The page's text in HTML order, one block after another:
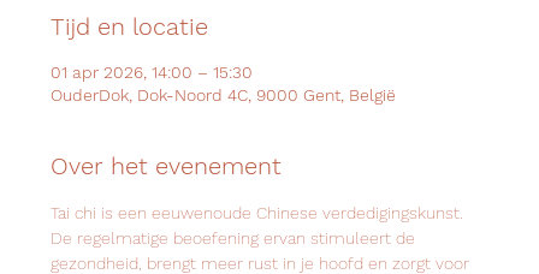
Tijd en locatie
01 apr 2026, 14:00 – 15:30
OuderDok, Dok-Noord 4C, 9000 Gent, België
Over het evenement
Tai chi is een eeuwenoude Chinese verdedigingskunst.
De regelmatige beoefening ervan stimuleert de
gezondheid, brengt meer rust in je hoofd en zorgt voor